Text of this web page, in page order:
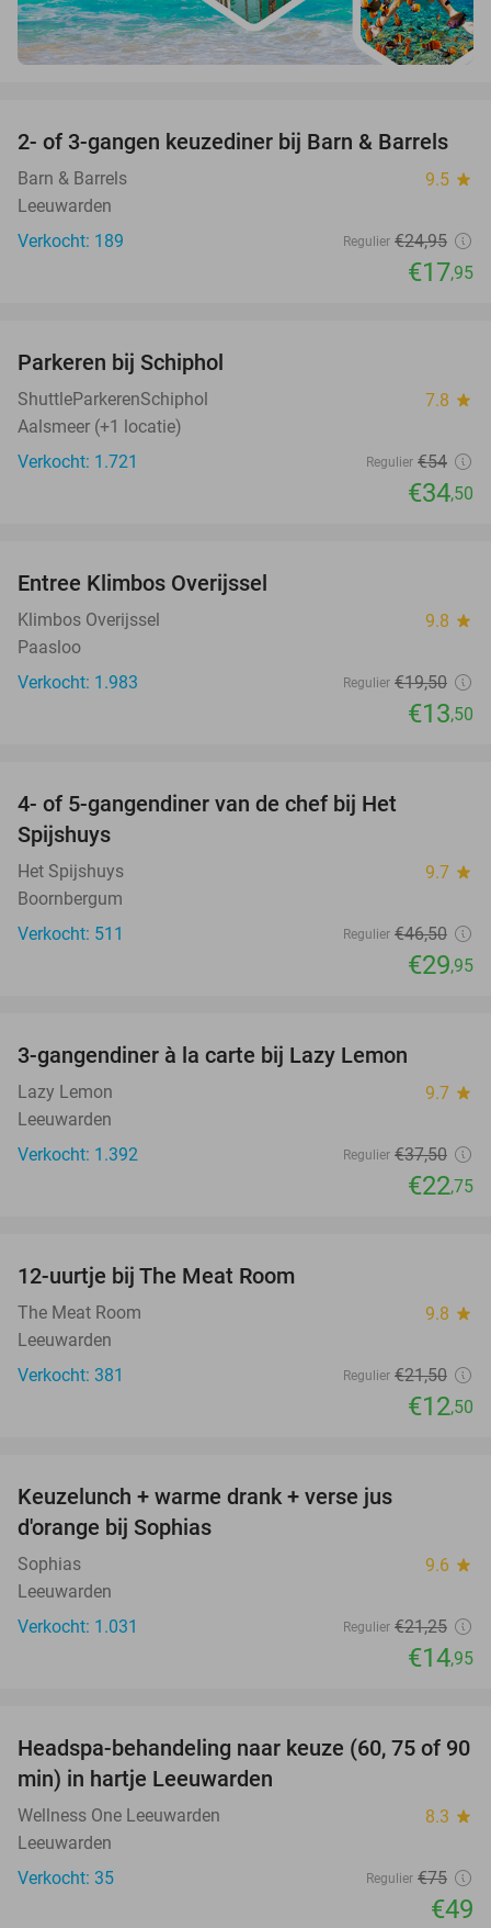
28%
2- of 3-gangen keuzediner bij Barn & Barrels
Barn & Barrels 9.5 star
Leeuwarden
Verkocht: 189
Regulier €24,95
€17,95
Parkeren bij Schiphol
ShuttleParkerenSchiphol 7.8 star
Aalsmeer (+1 locatie)
Verkocht: 1.721
Regulier €54
€34,50
Entree Klimbos Overijssel
Klimbos Overijssel 9.8 star
Paasloo
Verkocht: 1.983
Regulier €19,50
€13,50
4- of 5-gangendiner van de chef bij Het
Spijshuys
Het Spijshuys 9.7 star
Boornbergum
Verkocht: 511
Regulier €46,50
€29,95
3-gangendiner à la carte bij Lazy Lemon
Lazy Lemon 9.7 star
Leeuwarden
Verkocht: 1.392
Regulier €37,50
€22,75
12-uurtje bij The Meat Room
The Meat Room 9.8 star
Leeuwarden
Verkocht: 381
Regulier €21,50
€12,50
Keuzelunch + warme drank + verse jus
d'orange bij Sophias
Sophias 9.6 star
Leeuwarden
Verkocht: 1.031
Regulier €21,25
€14,95
35%
Headspa-behandeling naar keuze (60, 75 of 90
min) in hartje Leeuwarden
Wellness One Leeuwarden 8.3 star
Leeuwarden
Verkocht: 35
Regulier €75
€49